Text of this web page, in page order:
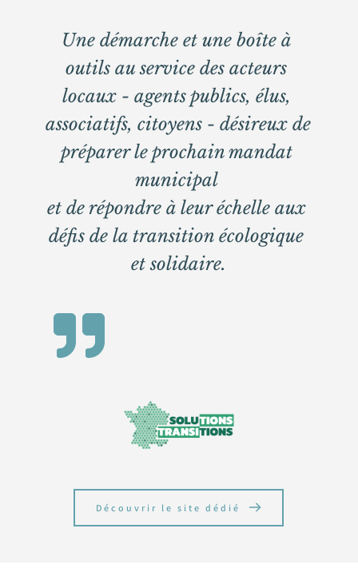
Une démarche et une boîte à
outils au service des acteurs
locaux - agents publics, élus,
associatifs, citoyens - désireux de
préparer le prochain mandat
municipal
et de répondre à leur échelle aux
défis de la transition écologique
et solidaire.
Découvrir le site dédié